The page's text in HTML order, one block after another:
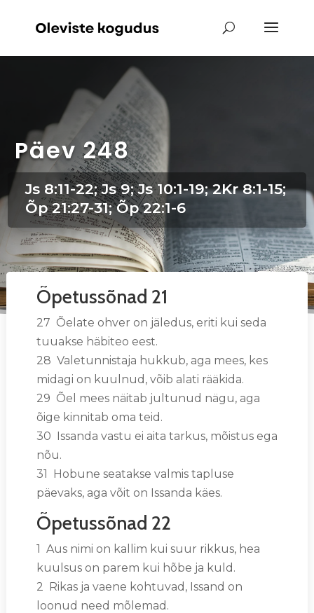
Päev 248
Js 8:11-22; Js 9; Js 10:1-19; 2Kr 8:1-15;
Õp 21:27-31; Õp 22:1-6
Õpetussõnad 21
27 Õelate ohver on jäledus, eriti kui seda
tuuakse häbiteo eest.
28 Valetunnistaja hukkub, aga mees, kes
midagi on kuulnud, võib alati rääkida.
29 Õel mees näitab jultunud nägu, aga
õige kinnitab oma teid.
30 Issanda vastu ei aita tarkus, mõistus ega
nõu.
31 Hobune seatakse valmis tapluse
päevaks, aga võit on Issanda käes.
Õpetussõnad 22
1 Aus nimi on kallim kui suur rikkus, hea
kuulsus on parem kui hõbe ja kuld.
2 Rikas ja vaene kohtuvad, Issand on
loonud need mõlemad.